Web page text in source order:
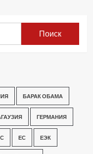
БАРАК ОБАМА
ГЕРМАНИЯ
ЕС ЕЭК